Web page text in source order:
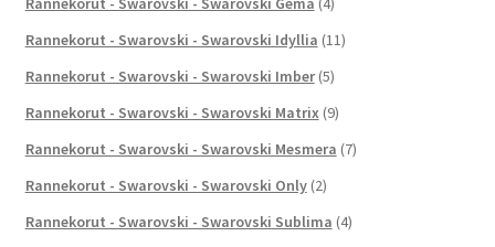
Rannekorut - Swarovski - Swarovski Idyllia (11)
Rannekorut - Swarovski - Swarovski Imber (5)
Rannekorut - Swarovski - Swarovski Matrix (9)
Rannekorut - Swarovski - Swarovski Mesmera (7)
Rannekorut - Swarovski - Swarovski Only (2)
Rannekorut - Swarovski - Swarovski Sublima (4)